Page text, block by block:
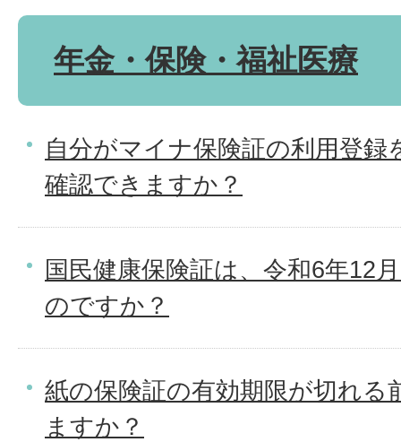
年金・保険・福祉医療
自分がマイナ保険証の利用登
確認できますか？
国民健康保険証は、令和6年12
のですか？
紙の保険証の有効期限が切れる
ますか？